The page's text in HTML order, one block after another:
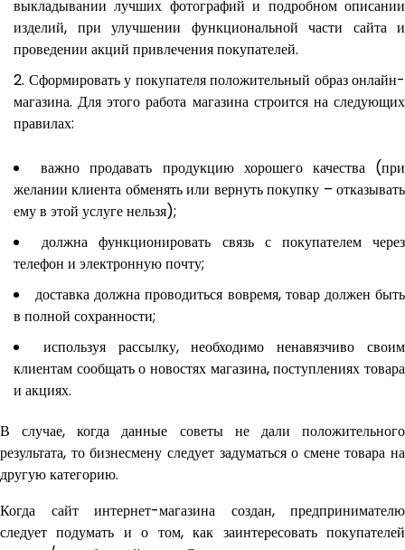
выкладывании лучших фотографий и подробном описании
изделий, при улучшении функциональной части сайта и
проведении акций привлечения покупателей.
Сформировать у покупателя положительный образ онлайн-
магазина. Для этого работа магазина строится на следующих
правилах:
важно продавать продукцию хорошего качества (при
желании клиента обменять или вернуть покупку – отказывать
ему в этой услуге нельзя);
должна функционировать связь с покупателем через
телефон и электронную почту;
доставка должна проводиться вовремя, товар должен быть
в полной сохранности;
используя рассылку, необходимо ненавязчиво своим
клиентам сообщать о новостях магазина, поступлениях товара
и акциях.
В случае, когда данные советы не дали положительного
результата, то бизнесмену следует задуматься о смене товара на
другую категорию.
Когда сайт интернет-магазина создан, предпринимателю
следует подумать и о том, как заинтересовать покупателей